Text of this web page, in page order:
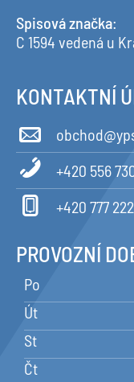
Spisová značka:
C 1594 vedená u
KONTAKTNÍ
+420 556
+420 777
PROVOZNÍ
Po
Út
St
Čt